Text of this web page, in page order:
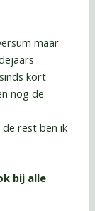
maar
kort
nog de
de rest ben ik
bij alle